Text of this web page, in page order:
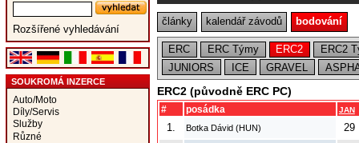
Rozšířené vyhledávání
SOUKROMÁ INZERCE
Auto/Moto
Díly/Servis
Služby
Různé
články kalendář závodů bodování
ERC ERC Týmy ERC2
ERC2
JUNIORS
ICE GRAVEL
ERC2 (původně ERC PC)
# posádka JAN
1. Botka Dávid (HUN)
29